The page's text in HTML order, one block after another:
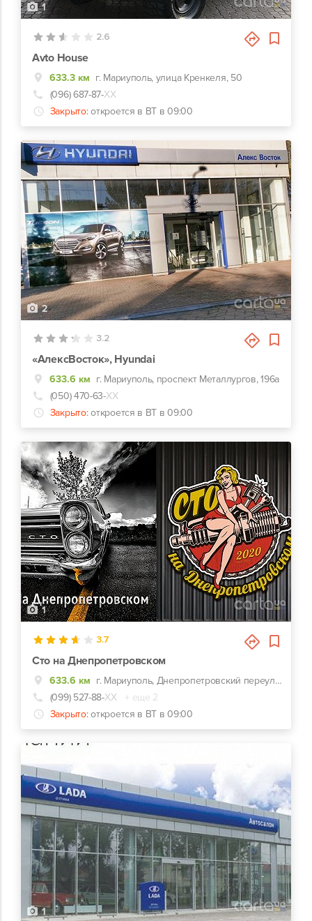
1
2.6
Avto House
633.3 км г. Мариуполь, улица Кренкеля, 50
(096) 687-87-ХХ
Закрыто: откроется в ВТ в 09:00
2
3.2
«АлексВосток», Hyundai
633.6 км г. Мариуполь, проспект Металлургов, 196а
(050) 470-63-ХХ
Закрыто: откроется в ВТ в 09:00
1
3.7
Сто на Днепропетровском
633.6 км
г. Мариуполь, Днепропетровский переулок, 19/2
(099) 527-88-ХХ
+ еще 2
Закрыто: откроется в ВТ в 09:00
1